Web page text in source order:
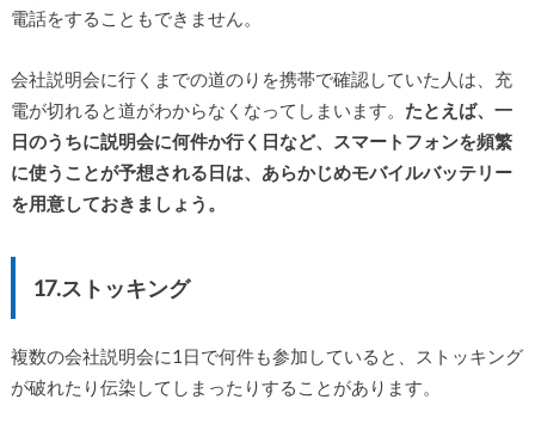
電話をすることもできません。
会社説明会に行くまでの道のりを携帯で確認していた人は、充
電が切れると道がわからなくなってしまいます。 たとえば、一
日のうちに説明会に何件か行く日など、スマートフォンを頻繁
に使うことが予想される日は、あらかじめモバイルバッテリー
を用意しておきましょう。
17.ストッキング
複数の会社説明会に1日で何件も参加していると、ストッキング
が破れたり伝染してしまったりすることがあります。